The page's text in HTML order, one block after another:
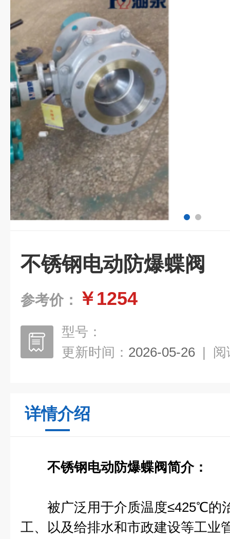
不锈钢电动防爆蝶阀
参考价： ￥1254
型号：
更新时间： 2026-05-26 | 阅
详情介绍
不锈钢电动防爆蝶阀简介：
被广泛用于介质温度≤425℃的
工、以及给排水和市政建设等工业